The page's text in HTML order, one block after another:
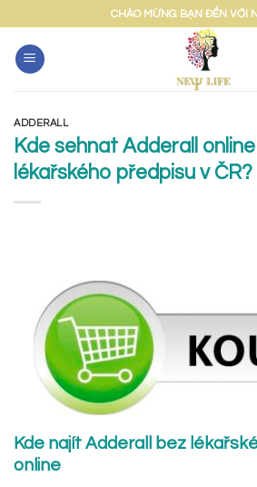
content
CHÀO MỪNG BẠN ĐẾN VỚI
ADDERALL
Kde sehnat Adderall
lékařského předpisu v ČR?
Kde najít Adderall bez
online